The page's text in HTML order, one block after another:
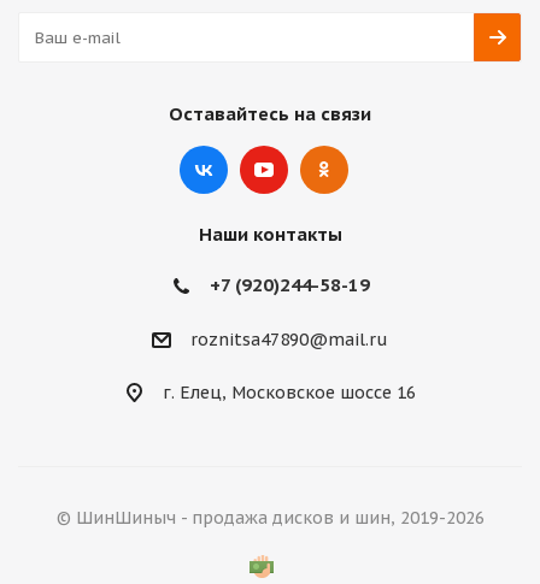
Оставайтесь на связи
Наши контакты
+7 (920)244-58-19
roznitsa47890@mail.ru
г. Елец, Московское шоссе 16
© ШинШиныч - продажа дисков и шин, 2019-2026